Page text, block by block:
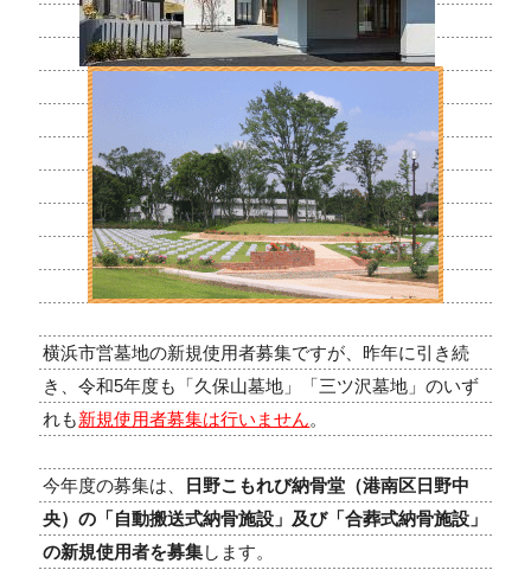
横浜市営墓地の新規使用者募集ですが、昨年に引き続
き、令和5年度も「久保山墓地」「三ツ沢墓地」のいず
れも新規使用者募集は行いません。
今年度の募集は、
日野こもれび納骨堂（港南区日野中
央）の「自動搬送式納骨施設」及び「合葬式納骨施設」
の新規使用者を募集します。